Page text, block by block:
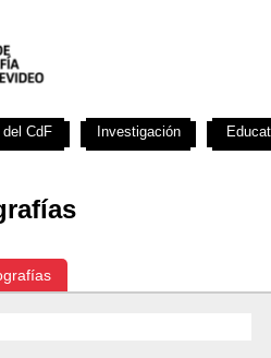
CdF Investigación